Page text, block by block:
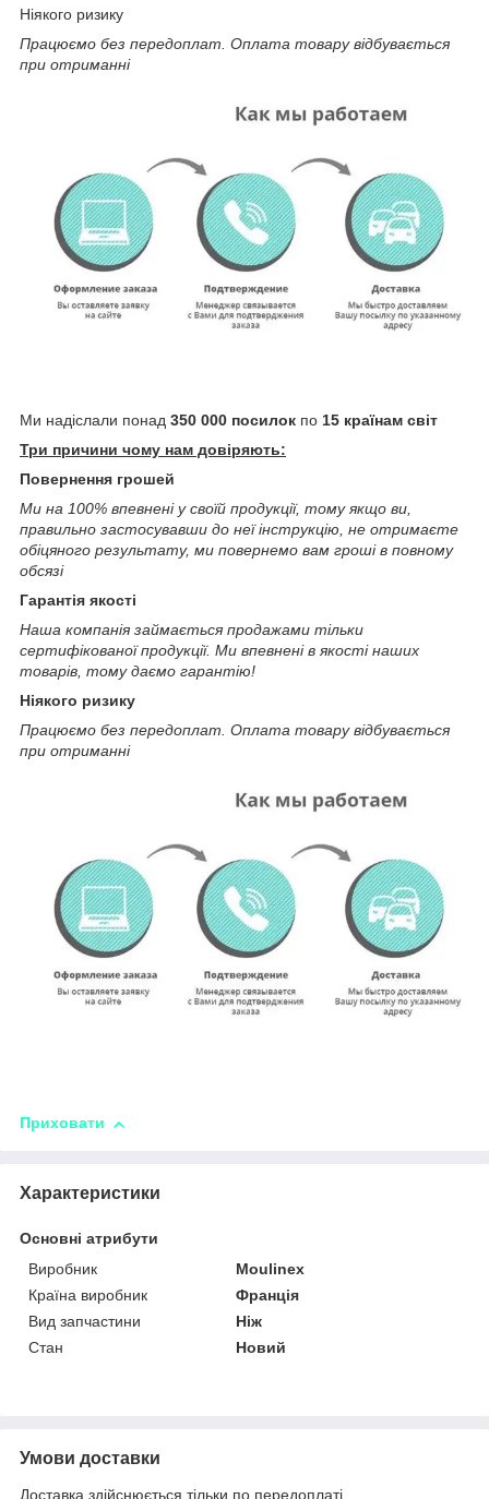
Ніякого ризику
Працюємо без передоплат. Оплата товару відбувається
при отриманні
Ми надіслали понад 350 000 посилок по 15 країнам світ
Три причини чому нам довіряють:
Повернення грошей
Ми на 100% впевнені у своїй продукції, тому якщо ви,
правильно застосувавши до неї інструкцію, не отримаєте
обіцяного результату, ми повернемо вам гроші в повному
обсязі
Гарантія якості
Наша компанія займається продажами тільки
сертифікованої продукції. Ми впевнені в якості наших
товарів, тому даємо гарантію!
Ніякого ризику
Працюємо без передоплат. Оплата товару відбувається
при отриманні
Приховати
Характеристики
Основні атрибути
Виробник
Moulinex
Країна виробник
Франція
Вид запчастини
Ніж
Стан
Новий
Умови доставки
Доставка здійснюється тільки по передоплаті.